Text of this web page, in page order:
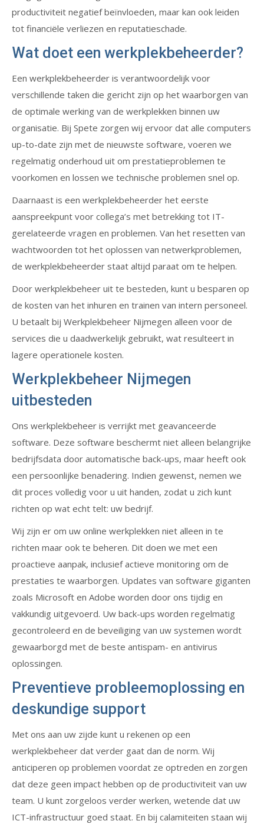
productiviteit negatief beïnvloeden, maar kan ook leiden
tot financiële verliezen en reputatieschade.
Wat doet een werkplekbeheerder?
Een werkplekbeheerder is verantwoordelijk voor
verschillende taken die gericht zijn op het waarborgen van
de optimale werking van de werkplekken binnen uw
organisatie. Bij Spete zorgen wij ervoor dat alle computers
up-to-date zijn met de nieuwste software, voeren we
regelmatig onderhoud uit om prestatieproblemen te
voorkomen en lossen we technische problemen snel op.
Daarnaast is een werkplekbeheerder het eerste
aanspreekpunt voor collega’s met betrekking tot IT-
gerelateerde vragen en problemen. Van het resetten van
wachtwoorden tot het oplossen van netwerkproblemen,
de werkplekbeheerder staat altijd paraat om te helpen.
Door werkplekbeheer uit te besteden, kunt u besparen op
de kosten van het inhuren en trainen van intern personeel.
U betaalt bij Werkplekbeheer Nijmegen alleen voor de
services die u daadwerkelijk gebruikt, wat resulteert in
lagere operationele kosten.
Werkplekbeheer Nijmegen
uitbesteden
Ons werkplekbeheer is verrijkt met geavanceerde
software. Deze software beschermt niet alleen belangrijke
bedrijfsdata door automatische back-ups, maar heeft ook
een persoonlijke benadering. Indien gewenst, nemen we
dit proces volledig voor u uit handen, zodat u zich kunt
richten op wat echt telt: uw bedrijf.
Wij zijn er om uw online werkplekken niet alleen in te
richten maar ook te beheren. Dit doen we met een
proactieve aanpak, inclusief actieve monitoring om de
prestaties te waarborgen. Updates van software giganten
zoals Microsoft en Adobe worden door ons tijdig en
vakkundig uitgevoerd. Uw back-ups worden regelmatig
gecontroleerd en de beveiliging van uw systemen wordt
gewaarborgd met de beste antispam- en antivirus
oplossingen.
Preventieve probleemoplossing en
deskundige support
Met ons aan uw zijde kunt u rekenen op een
werkplekbeheer dat verder gaat dan de norm. Wij
anticiperen op problemen voordat ze optreden en zorgen
dat deze geen impact hebben op de productiviteit van uw
team. U kunt zorgeloos verder werken, wetende dat uw
ICT-infrastructuur goed staat. En bij calamiteiten staan wij